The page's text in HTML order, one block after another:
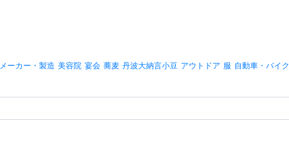
メーカー・製造 美容院 宴会 蕎麦 丹波大納言小豆 アウトドア 服 自動車・バイク